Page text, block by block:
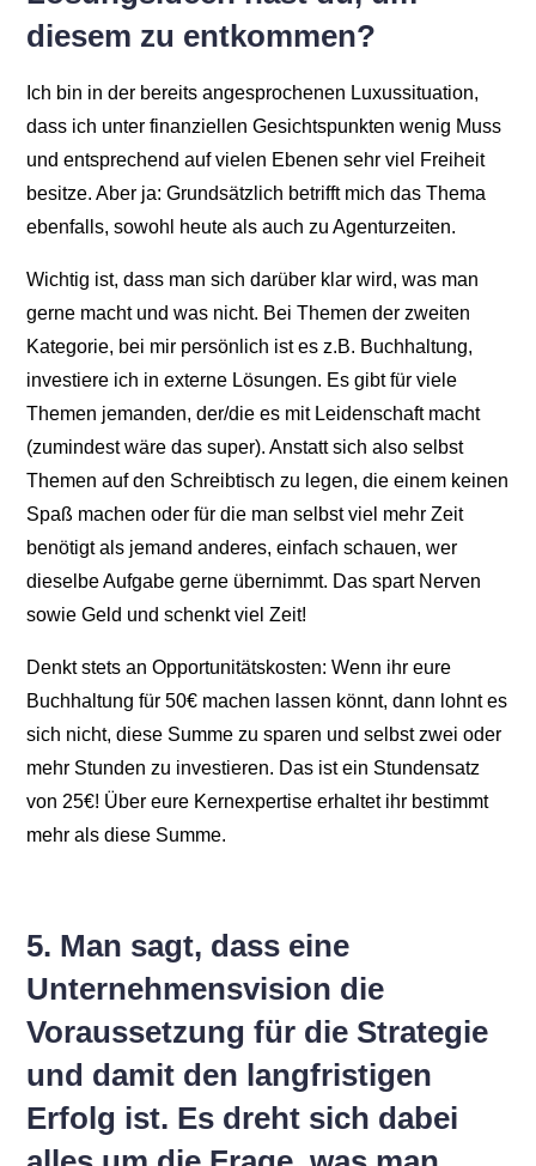
diesem zu entkommen?
Ich bin in der bereits angesprochenen Luxussituation,
dass ich unter finanziellen Gesichtspunkten wenig Muss
und entsprechend auf vielen Ebenen sehr viel Freiheit
besitze. Aber ja: Grundsätzlich betrifft mich das Thema
ebenfalls, sowohl heute als auch zu Agenturzeiten.
Wichtig ist, dass man sich darüber klar wird, was man
gerne macht und was nicht. Bei Themen der zweiten
Kategorie, bei mir persönlich ist es z.B. Buchhaltung,
investiere ich in externe Lösungen. Es gibt für viele
Themen jemanden, der/die es mit Leidenschaft macht
(zumindest wäre das super). Anstatt sich also selbst
Themen auf den Schreibtisch zu legen, die einem keinen
Spaß machen oder für die man selbst viel mehr Zeit
benötigt als jemand anderes, einfach schauen, wer
dieselbe Aufgabe gerne übernimmt. Das spart Nerven
sowie Geld und schenkt viel Zeit!
Denkt stets an Opportunitätskosten: Wenn ihr eure
Buchhaltung für 50€ machen lassen könnt, dann lohnt es
sich nicht, diese Summe zu sparen und selbst zwei oder
mehr Stunden zu investieren. Das ist ein Stundensatz
von 25€! Über eure Kernexpertise erhaltet ihr bestimmt
mehr als diese Summe.
5. Man sagt, dass eine
Unternehmensvision die
Voraussetzung für die Strategie
und damit den langfristigen
Erfolg ist. Es dreht sich dabei